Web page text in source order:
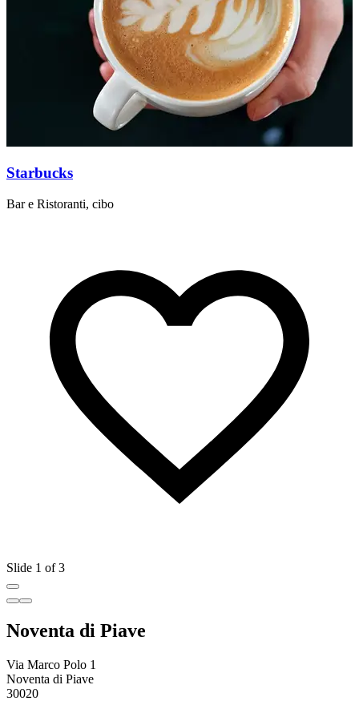
Starbucks
Bar e Ristoranti, cibo
Slide 1 of 3
Noventa di Piave
Via Marco Polo 1
Noventa di Piave
30020